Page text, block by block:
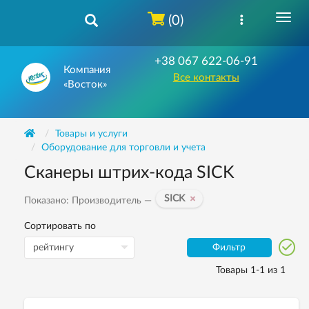
Компания
«Восток»
+38 067 622-06-91
Все контакты
(0)
Товары и услуги
Оборудование для торговли и учета
Сканеры штрих-кода SICK
Показано: Производитель — SICK
Сортировать по
Фильтр
Товары 1-1 из 1